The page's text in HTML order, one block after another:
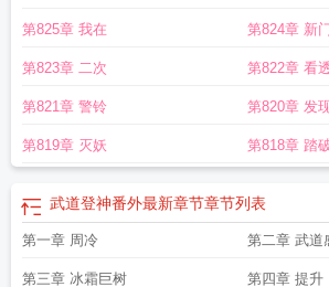
第825章 我在 第824章 新
第823章 二次 第822章 看
第821章 警铃 第820章 发
第819章 灭妖 第818章 踏
武道登神番外最新章节章节列表
第一章 周冷 第二章 武道
第三章 冰霜巨树 第四章 提升